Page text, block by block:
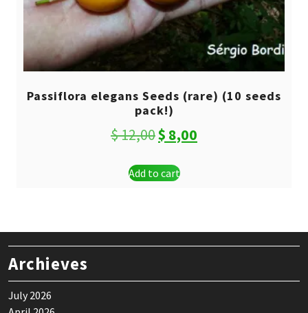
Passiflora elegans Seeds (rare) (10 seeds
pack!)
$12,00Original
was:
$ 8,00
Add to cart
Archieves
July 2026